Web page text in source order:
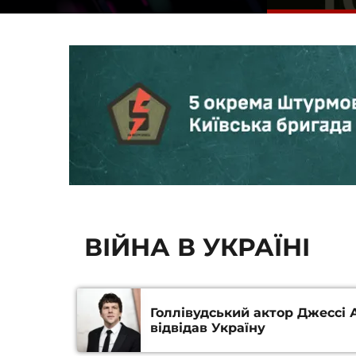
Сорок
українських
ВІЙНА В УКРАЇНІ
Голлівудський актор Джессі
відвідав Україну